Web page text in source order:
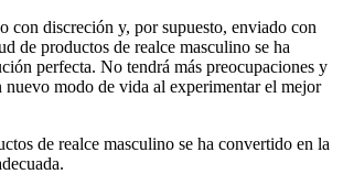
con discreción y, por supuesto, enviado con
de productos de realce masculino se ha
perfecta. No tendrá más preocupaciones y
nuevo modo de vida al experimentar el mejor
de realce masculino se ha convertido en la